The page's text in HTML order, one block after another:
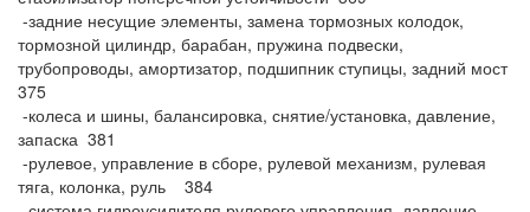
-задние несущие элементы, замена тормозных колодок,
тормозной цилиндр, барабан, пружина подвески,
трубопроводы, амортизатор, подшипник ступицы, задний мост
375
-колеса и шины, балансировка, снятие/установка, давление,
запаска 381
-рулевое, управление в сборе, рулевой механизм, рулевая
тяга, колонка, руль 384